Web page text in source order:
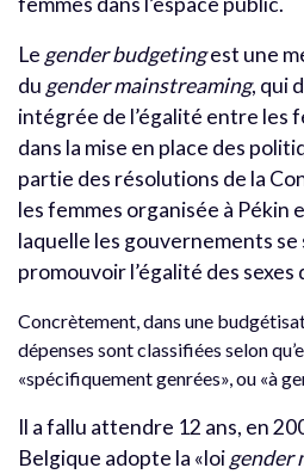
Le gender budgetingest une
du gender mainstreaming, qui
intégrée de l’égalité entre les
dans la mise en place des
partie des résolutions de la
les femmes organisée à Pékin
laquelle les gouvernements se
promouvoir l’égalité des
Concrètement, dans une
dépenses sont classifiées selon
«spécifiquement genrées», ou «à
Il a fallu attendre 12 ans, en
Belgique adopte la «loigender